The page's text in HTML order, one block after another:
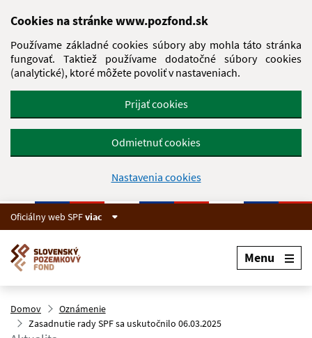
Preskočiť na hlavný obsah
Cookies na stránke www.pozfond.sk
Používame základné cookies súbory aby mohla táto stránka
fungovať. Taktiež používame dodatočné súbory cookies
(analytické), ktoré môžete povoliť v nastaveniach.
Prijať cookies
Odmietnuť cookies
Nastavenia cookies
Oficiálny web SPFviac
Menu
Domov
Oznámenie
Zasadnutie rady SPF sa uskutočnilo 06.03.2025